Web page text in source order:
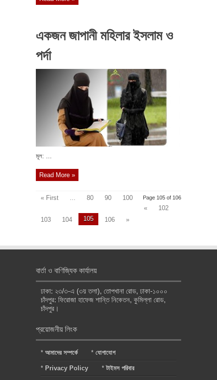
একজন জাপানী মহিলার ইসলাম ও
পর্দা
মূল: ...
Read More »
Page 105 of 106
« First 80 90
100
«
102
103
104 105 106 »
বার্তা ও বাণিজ্যিক কার্যালয়
ঢাকা: ২৩/৩-এ (৩য় তলা), তোপখানা রোড, ঢাকা-১০০০
চাঁদপুর: ফিরোজা হাফেজ শান্তি নিকেতন, কুমিল্লা রোড,
চাঁদপুর।
প্রয়োজনীয় লিংক
* আমাদের সম্পর্কে * যোগাযোগ
* Privacy Policy *টাইমস পরিবার